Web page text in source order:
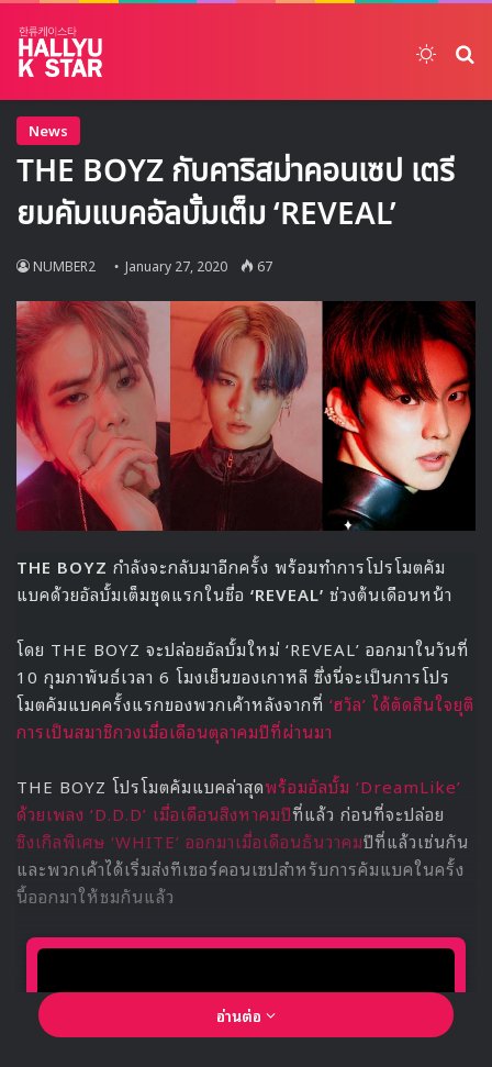
News
THE BOYZ กับคาริสม่าคอนเซป เตรี
ยมคัมแบคอัลบั้มเต็ม ‘REVEAL’
NUMBER2 January 27, 2020 67
THE BOYZ กำลังจะกลับมาอีกครั้ง พร้อมทำการโปรโมตคัม
แบคด้วยอัลบั้มเต็มชุดแรกในชื่อ ‘REVEAL’ ช่วงต้นเดือนหน้า
โดย THE BOYZ จะปล่อยอัลบั้มใหม่ ‘REVEAL’ ออกมาในวันที่
10 กุมภาพันธ์เวลา 6 โมงเย็นของเกาหลี ซึ่งนี่จะเป็นการโปร
โมตคัมแบคครั้งแรกของพวกเค้าหลังจากที่ ‘ฮวัล’ ได้ตัดสินใจยุติ
การเป็นสมาชิกวงเมื่อเดือนตุลาคมปีที่ผ่านมา
THE BOYZ โปรโมตคัมแบคล่าสุดพร้อมอัลบั้ม ‘DreamLike’
ด้วยเพลง ‘D.D.D’ เมื่อเดือนสิงหาคมปีที่แล้ว ก่อนที่จะปล่อย
ซิงเกิลพิเศษ ‘WHITE’ ออกมาเมื่อเดือนธันวาคมปีที่แล้วเช่นกัน
และพวกเค้าได้เริ่มส่งทีเซอร์คอนเซปสำหรับการคัมแบคในครั้ง
นี้ออกมาให้ชมกันแล้ว
อ่านต่อ